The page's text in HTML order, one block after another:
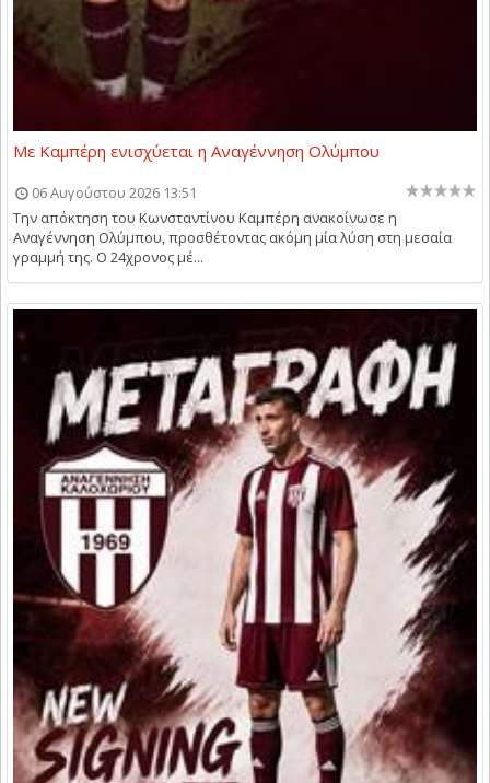
Με Καμπέρη ενισχύεται η Αναγέννηση Ολύμπου
06 Αυγούστου 2026 13:51
Την απόκτηση του Κωνσταντίνου Καμπέρη ανακοίνωσε η
Αναγέννηση Ολύμπου, προσθέτοντας ακόμη μία λύση στη μεσαία
γραμμή της. Ο 24χρονος μέ...